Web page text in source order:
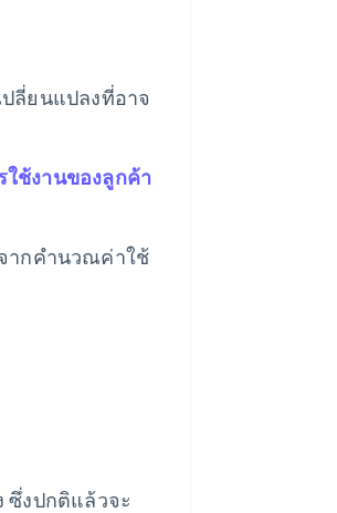
ลี่ยนแปลงที่อาจ
ช้งานของลูกค้า
ากคำนวณค่าใช้
ซึ่งปกติแล้วจะ